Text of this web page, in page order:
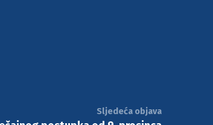
Sljedeća objava